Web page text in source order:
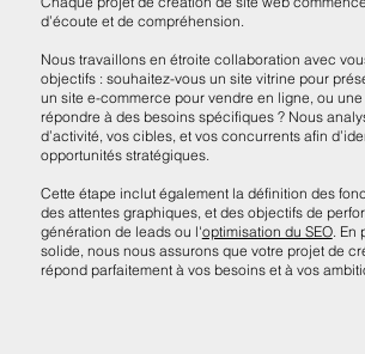
d’écoute et de compréhension.
Nous travaillons en étroite collaboration avec
objectifs : souhaitez-vous un site vitrine pour
un site e-commerce pour vendre en ligne, ou
répondre à des besoins spécifiques ? Nous
d’activité, vos cibles, et vos concurrents afin
opportunités stratégiques.
Cette étape inclut également la définition des
des attentes graphiques, et des objectifs de
génération de leads ou l'optimisation du SEO. En
solide, nous nous assurons que votre projet de
répond parfaitement à vos besoins et à vos